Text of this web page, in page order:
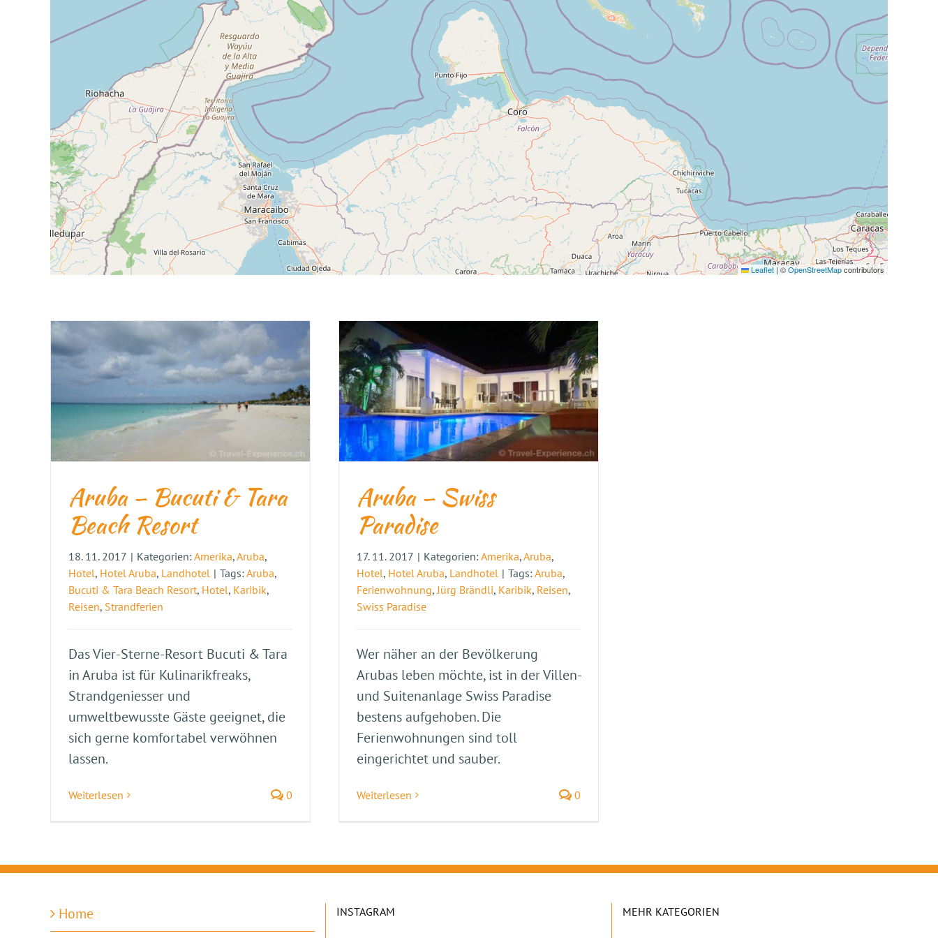
Leaflet |©OpenStreetMapcontributors
Aruba – Bucuti & Tara
Beach Resort
18. 11. 2017 | Kategorien:Amerika,Aruba,
Hotel, Hotel Aruba, Landhotel | Tags:Aruba,
Bucuti & Tara Beach Resort, Hotel, Karibik,
Reisen, Strandferien
Das Vier-Sterne-Resort Bucuti & Tara
in Aruba ist für Kulinarikfreaks,
Strandgeniesser und
umweltbewusste Gäste geeignet, die
sich gerne komfortabel verwöhnen
lassen.
Weiterlesen 0
Aruba – Swiss
Paradise
17. 11. 2017 | Kategorien:Amerika,Aruba,
Hotel, Hotel Aruba, Landhotel | Tags:Aruba,
Ferienwohnung,Jürg Brändli, Karibik, Reisen,
Swiss Paradise
Wer näher an der Bevölkerung
Arubas leben möchte, ist in der Villen-
und Suitenanlage Swiss Paradise
bestens aufgehoben. Die
Ferienwohnungen sind toll
eingerichtet und sauber.
Weiterlesen 0
Home INSTAGRAM MEHR KATEGORIEN